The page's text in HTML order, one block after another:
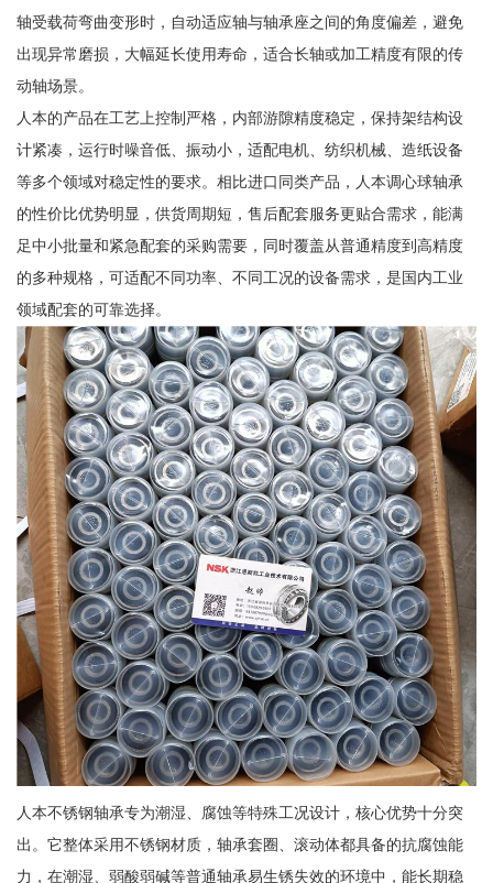
轴受载荷弯曲变形时，自动适应轴与轴承座之间的角度偏差，避免
出现异常磨损，大幅延长使用寿命，适合长轴或加工精度有限的传
动轴场景。
人本的产品在工艺上控制严格，内部游隙精度稳定，保持架结构设
计紧凑，运行时噪音低、振动小，适配电机、纺织机械、造纸设备
等多个领域对稳定性的要求。相比进口同类产品，人本调心球轴承
的性价比优势明显，供货周期短，售后配套服务更贴合需求，能满
足中小批量和紧急配套的采购需要，同时覆盖从普通精度到高精度
的多种规格，可适配不同功率、不同工况的设备需求，是国内工业
领域配套的可靠选择。
人本不锈钢轴承专为潮湿、腐蚀等特殊工况设计，核心优势十分突
出。它整体采用不锈钢材质，轴承套圈、滚动体都具备的抗腐蚀能
力，在潮湿、弱酸弱碱等普通轴承易生锈失效的环境中，能长期稳